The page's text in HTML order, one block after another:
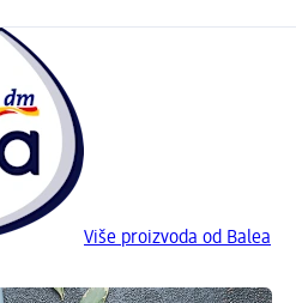
Više proizvoda od Balea